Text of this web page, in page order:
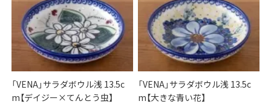
「VENA」サラダボウル浅 13.5c
m【デイジー×てんとう虫】
「VENA」サラダボウル浅 13.5c
m【大きな青い花】